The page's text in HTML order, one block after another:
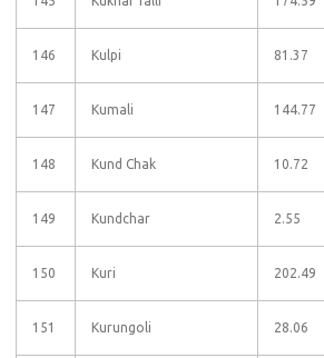
146 Kulpi 81.37
147 Kumali 144.77
148 Kund Chak 10.72
149 Kundchar 2.55
150 Kuri 202.49
151 Kurungoli 28.06